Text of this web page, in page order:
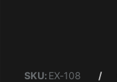
SKU: EX-108